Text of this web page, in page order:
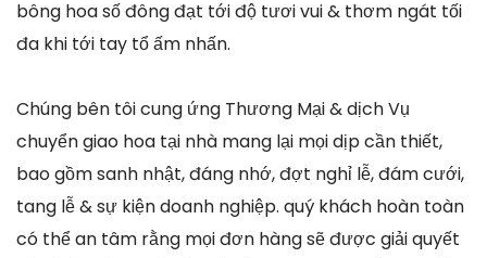
bông hoa số đông đạt tới độ tươi vui & thơm ngát tối
đa khi tới tay tổ ấm nhấn.
Chúng bên tôi cung ứng Thương Mại & dịch Vụ
chuyển giao hoa tại nhà mang lại mọi dịp cần thiết,
bao gồm sanh nhật, đáng nhớ, đợt nghỉ lễ, đám cưới,
tang lễ & sự kiện doanh nghiệp. quý khách hoàn toàn
có thể an tâm rằng mọi đơn hàng sẽ được giải quyết